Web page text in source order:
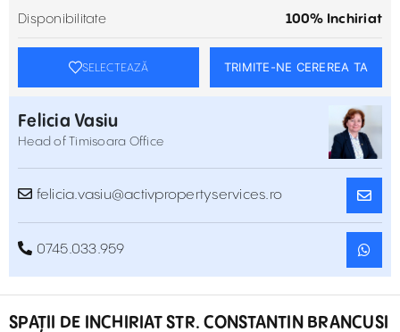
Disponibilitate 100% Inchiriat
SELECTEAZĂ TRIMITE-NE CEREREA TA
Felicia Vasiu
Head of Timisoara Office
felicia.vasiu@activpropertyservices.ro
0745.033.959
SPAȚII DE INCHIRIAT STR. CONSTANTIN BRANCUSI